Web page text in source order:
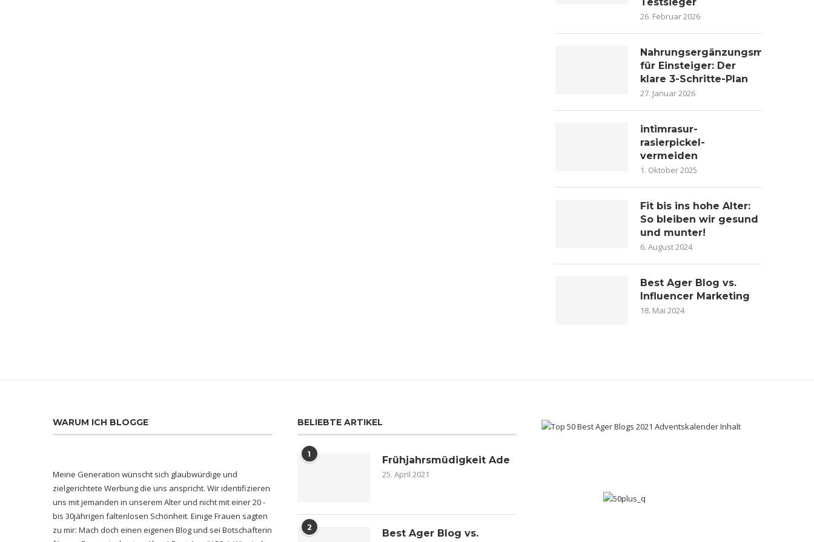
26. Februar 2026
Nahrungsergänzungsmittel
für Einsteiger: Der
klare 3-Schritte-Plan
27. Januar 2026
intimrasur-
rasierpickel-
vermeiden
1. Oktober 2025
Fit bis ins hohe Alter:
So bleiben wir gesund
und munter!
6. August 2024
Best Ager Blog vs.
Influencer Marketing
18. Mai 2024
WARUM ICH BLOGGE
Meine Generation wünscht sich glaubwürdige und
zielgerichtete Werbung die uns anspricht. Wir identifizieren
uns mit jemanden in unserem Alter und nicht mit einer 20 -
bis 30jährigen faltenlosen Schönheit. Einige Frauen sagten
zu mir: Mach doch einen eigenen Blog und sei Botschafterin
BELIEBTE ARTIKEL
1 Frühjahrsmüdigkeit Ade
25. April 2021
2
Best Ager Blog vs.